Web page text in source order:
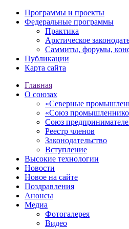
Программы и проекты
Федеральные программы
Практика
Арктическое
Саммиты, форумы,
Публикации
Карта сайта
Главная
О союзах
«Северные
«Союз
Союз
Реестр членов
Законодательство
Вступление
Высокие технологии
Новости
Новое на сайте
Поздравления
Анонсы
Медиа
Фотогалерея
Видео